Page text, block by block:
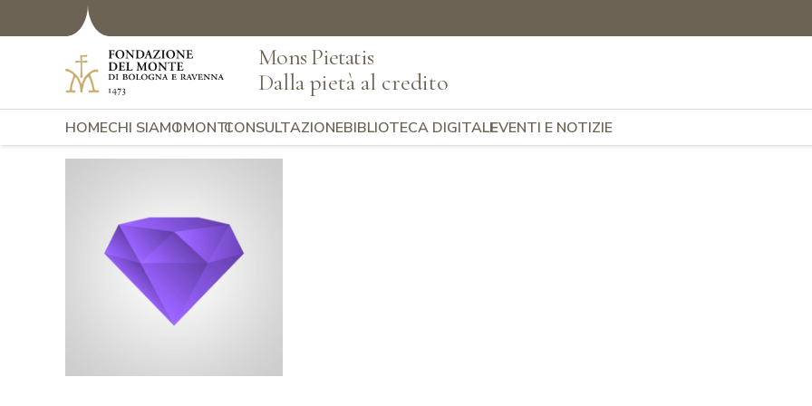
Mons Pietatis
Dalla pietà al credito
HOMECHI SIAMOI MONTICONSULTAZIONEBIBLIOTECA DIGITALEEVENTI E NOTIZIE